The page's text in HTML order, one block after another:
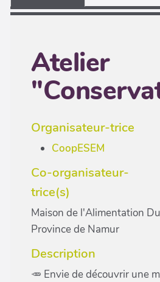
Atelier
Organisateur-trice
CoopESEM
Co-organisateur-
trice(s)
Maison de l'Alimentation
Province de Namur
Description
🥕 Envie de découvrir une